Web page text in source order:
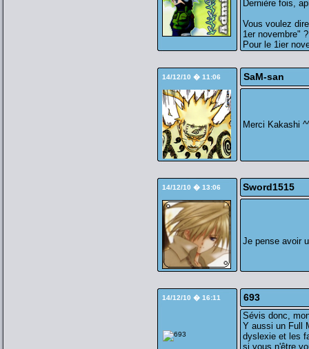
Dernière fois,
Vous voulez
1er novembre" ?
Pour le 1ier
14/12/10 � 11:06 SaM-san
Merci Kakashi
14/12/10 � 13:06 Sword1515
Je pense avoir
14/12/10 � 16:11 693
Sévis donc,
Y aussi un Full
dyslexie et les
si vous n'être